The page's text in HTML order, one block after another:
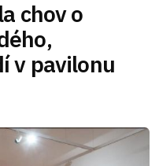
chov o
v pavilonu